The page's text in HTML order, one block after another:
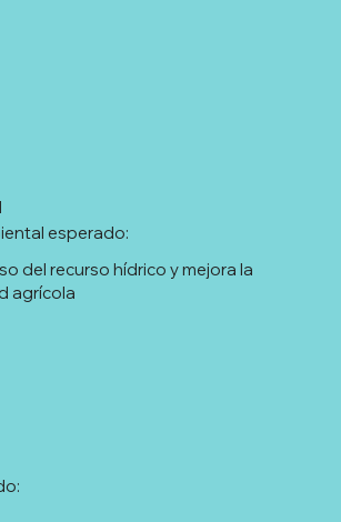
del recurso hídrico y mejora la
agrícola
esperado: